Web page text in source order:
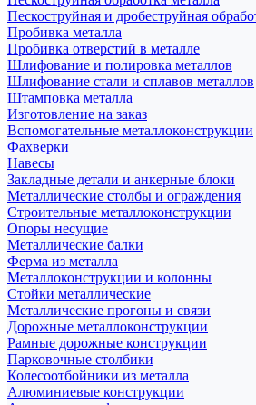
Пескоструйная и дробеструйная
Пробивка металла
Пробивка отверстий в металле
Шлифование и полировка металлов
Шлифование стали и сплавов металлов
Штамповка металла
Изготовление на заказ
Вспомогательные металлоконструкции
Фахверки
Навесы
Закладные детали и анкерные блоки
Металлические столбы и ограждения
Строительные металлоконструкции
Опоры несущие
Металлические балки
Ферма из металла
Металлоконструкции и колонны
Стойки металлические
Металлические прогоны и связи
Дорожные металлоконструкции
Рамные дорожные конструкции
Парковочные столбики
Колесоотбойники из металла
Алюминиевые конструкции